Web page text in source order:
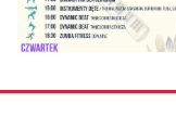
zdjęcie